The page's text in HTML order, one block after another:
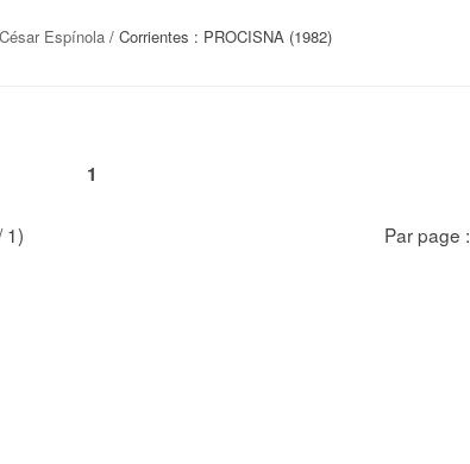
Espínola / Corrientes : PROCISNA (1982)
1
1) Par page :